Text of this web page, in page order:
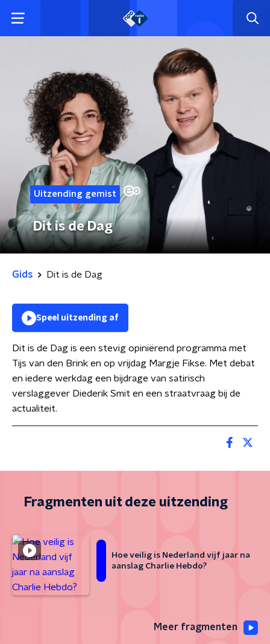
Uitzending gemist
Dit is de Dag
Gids Dit is de Dag
Speel uitzending af
Dit is de Dag is een stevig opiniërend programma met
Tijs van den Brink en op vrijdag Margje Fikse. Met debat
en iedere werkdag een bijdrage van satirisch
verslaggever Diederik Smit en een straatvraag bij de
actualiteit.
Fragmenten uit deze uitzending
Hoe veilig is Nederland vijf jaar na
aanslag Charlie Hebdo?
Meer fragmenten